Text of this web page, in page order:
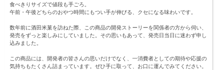
食べきりサイズで値段も手ごろ。
午前・午後どちらのおやつ時間にもつい手が伸びる、クセになる味わいです。
数年前に酒田米菓を訪ねた際、この商品の開発ストーリーを関係者の方から伺い、
発売をずっと楽しみにしていました。その思いもあって、発売日当日に迷わず申し
込みました。
この商品には、開発者の皆さんの思いだけでなく、一消費者としての期待や応援の
気持ちもたくさん詰まっています。ぜひ手に取って、お口に運んでみてください。